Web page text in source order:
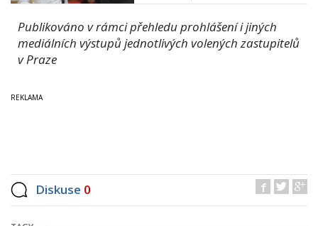
Publikováno v rámci přehledu prohlášení i jiných
mediálních výstupů jednotlivých volených zastupitelů
v Praze
Diskuse 0